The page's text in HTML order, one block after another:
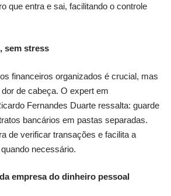
que entra e sai, facilitando o controle
sem stress
financeiros organizados é crucial, mas
de cabeça. O expert em
Fernandes Duarte ressalta: guarde
bancários em pastas separadas.
de verificar transações e facilita a
necessário.
empresa do dinheiro pessoal